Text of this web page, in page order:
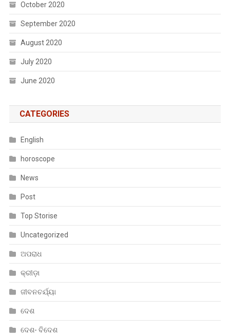
October 2020
September 2020
August 2020
July 2020
June 2020
CATEGORIES
English
horoscope
News
Post
Top Storise
Uncategorized
ଅପରାଧ
କ୍ରୀଡ଼ା
ଜୀବନଚର୍ଯ୍ୟା
ଦେଶ
ଦେଶ- ବିଦେଶ